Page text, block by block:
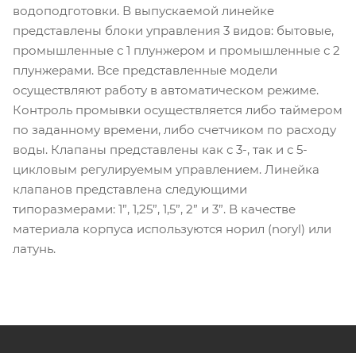
водоподготовки. В выпускаемой линейке
представлены блоки управления 3 видов: бытовые,
промышленные с 1 плунжером и промышленные с 2
плунжерами. Все представленные модели
осуществляют работу в автоматическом режиме.
Контроль промывки осуществляется либо таймером
по заданному времени, либо счетчиком по расходу
воды. Клапаны представлены как с 3-, так и с 5-
цикловым регулируемым управлением. Линейка
клапанов представлена следующими
типоразмерами: 1”, 1,25”, 1,5”, 2” и 3”. В качестве
материала корпуса используются норил (noryl) или
латунь.